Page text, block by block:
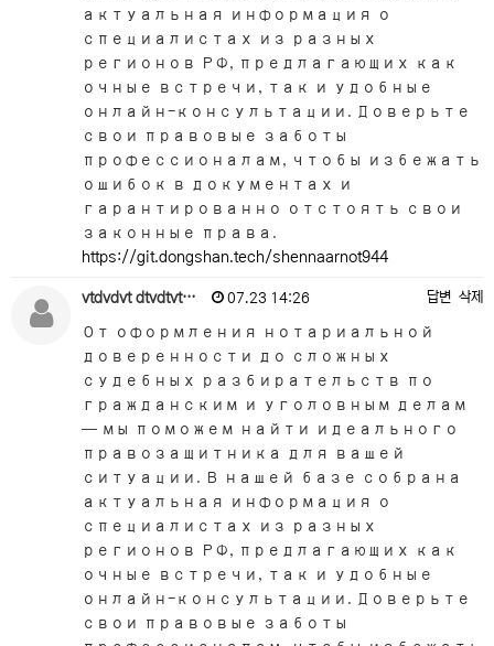
актуальная информация о
специалистах из разных
регионов РФ, предлагающих как
очные встречи, так и удобные
онлайн-консультации. Доверьте
свои правовые заботы
профессионалам, чтобы избежать
ошибок в документах и
гарантированно отстоять свои
законные права.
https://git.dongshan.tech/shennaarnot944
vtdvdvt dtvdtvt… 07.23 14:26 답변 삭제
От оформления нотариальной
доверенности до сложных
судебных разбирательств по
гражданским и уголовным делам
— мы поможем найти идеального
правозащитника для вашей
ситуации. В нашей базе собрана
актуальная информация о
специалистах из разных
регионов РФ, предлагающих как
очные встречи, так и удобные
онлайн-консультации. Доверьте
свои правовые заботы